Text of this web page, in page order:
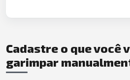
Cadastre o que você
garimpar